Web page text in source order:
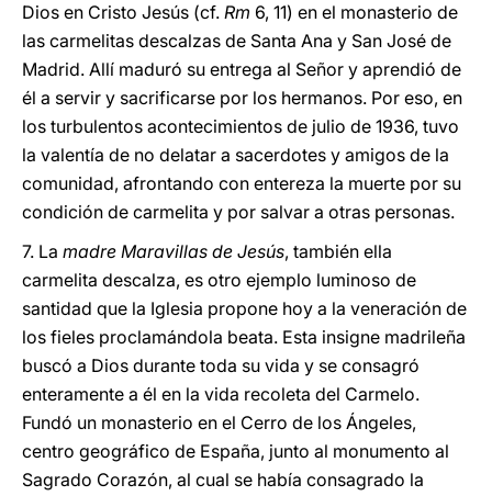
Dios en Cristo Jesús (cf. Rm 6, 11) en el monasterio de
las carmelitas descalzas de Santa Ana y San José de
Madrid. Allí maduró su entrega al Señor y aprendió de
él a servir y sacrificarse por los hermanos. Por eso, en
los turbulentos acontecimientos de julio de 1936, tuvo
la valentía de no delatar a sacerdotes y amigos de la
comunidad, afrontando con entereza la muerte por su
condición de carmelita y por salvar a otras personas.
7. La madre Maravillas de Jesús, también ella
carmelita descalza, es otro ejemplo luminoso de
santidad que la Iglesia propone hoy a la veneración de
los fieles proclamándola beata. Esta insigne madrileña
buscó a Dios durante toda su vida y se consagró
enteramente a él en la vida recoleta del Carmelo.
Fundó un monasterio en el Cerro de los Ángeles,
centro geográfico de España, junto al monumento al
Sagrado Corazón, al cual se había consagrado la